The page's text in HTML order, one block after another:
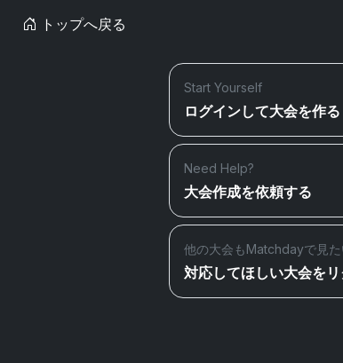
トップへ戻る
Start Yourself
ログインして大会を作る
Need Help?
大会作成を依頼する
他の大会もMatchdayで見た
対応してほしい大会を